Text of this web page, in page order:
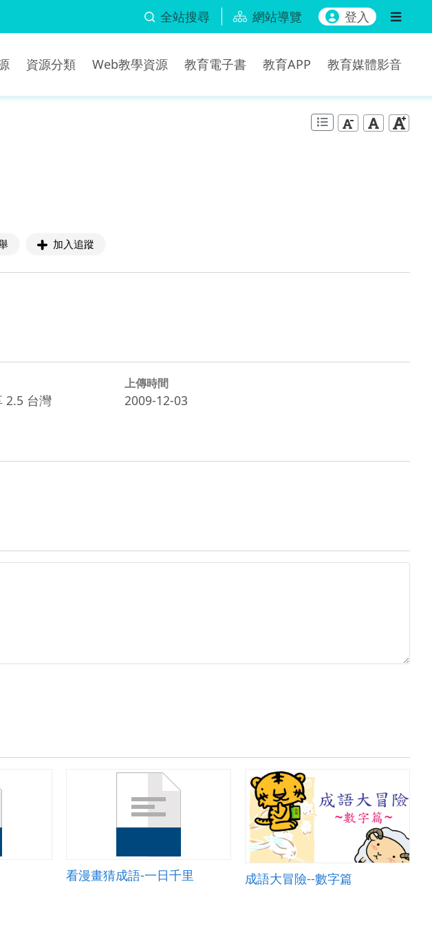
全站搜尋 網站導覽 登入
資源分類 Web教學資源 教育電子書 教育APP 教育媒體影音
加入追蹤
2.5 台灣
上傳時間
2009-12-03
看漫畫猜成語-一日千里 成語大冒險--數字篇